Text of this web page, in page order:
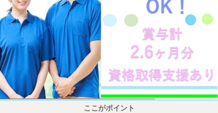
ここがポイント